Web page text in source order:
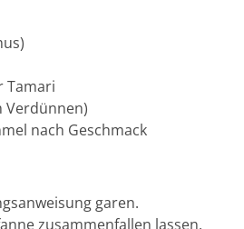
Tamari
Verdünnen)
nach Geschmack
garen.
zusammenfallen lassen.